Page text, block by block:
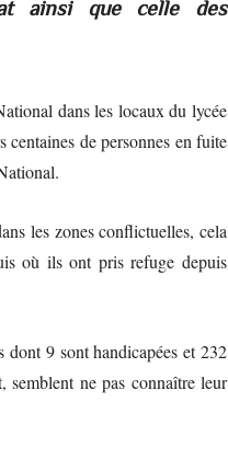
ainsi que celle des
dans les locaux du lycée
de personnes en fuite
les zones conflictuelles, cela
où ils ont pris refuge depuis
9 sont handicapées et 232
semblent ne pas connaître leur